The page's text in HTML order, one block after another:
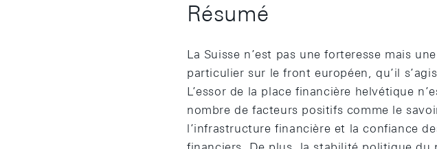
Résumé
La Suisse n’est pas une forteresse mais
particulier sur le front européen, qu’il
L’essor de la place financière helvétique
nombre de facteurs positifs comme le
l’infrastructure financière et la confiance